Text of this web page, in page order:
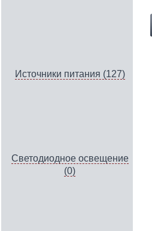
Источники питания (127)
Светодиодное освещение
(0)